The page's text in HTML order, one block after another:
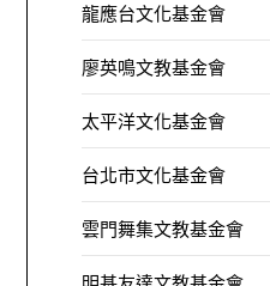
龍應台文化基金會
廖英鳴文教基金會
太平洋文化基金會
台北市文化基金會
雲門舞集文教基金會